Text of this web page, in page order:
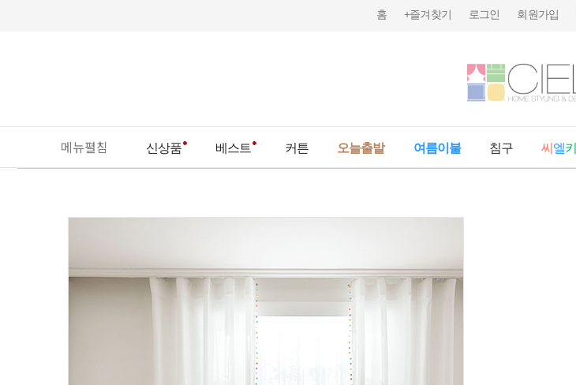
홈 +즐겨찾기 로그인 회원가입
메뉴펼침 신상품 베스트 커튼 오늘출발 여름이불 침구 씨 엘키